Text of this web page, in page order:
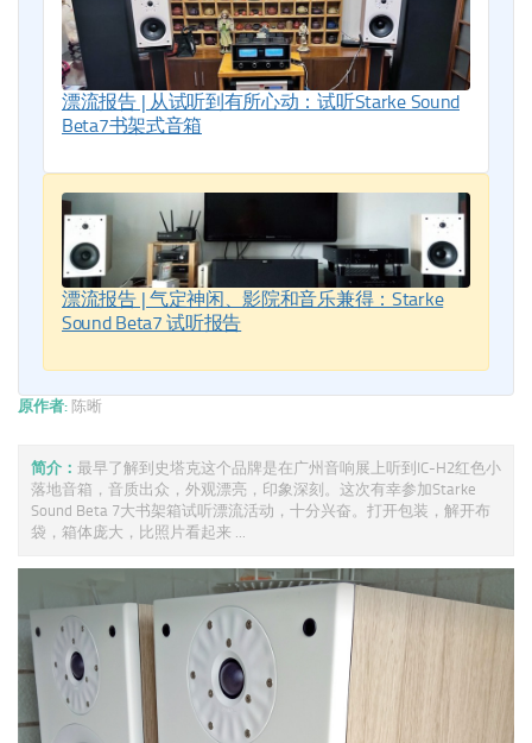
漂流报告 | 从试听到有所心动：试听Starke Sound
Beta7书架式音箱
漂流报告 | 气定神闲、影院和音乐兼得：Starke
Sound Beta7 试听报告
原作者: 陈晰
简介： 最早了解到史塔克这个品牌是在广州音响展上听到IC-H2红色小
落地音箱，音质出众，外观漂亮，印象深刻。这次有幸参加Starke
Sound Beta 7大书架箱试听漂流活动，十分兴奋。打开包装，解开布
袋，箱体庞大，比照片看起来 ...